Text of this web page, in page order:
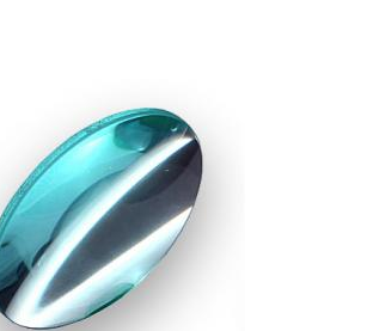
4000 K
840 lm
30000 hod.
kolébkový na hlavě lampy